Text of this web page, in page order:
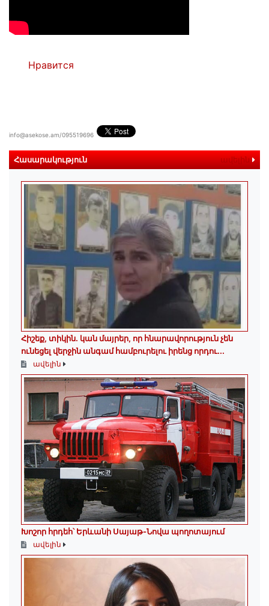
Нравится
info@asekose.am/095519696
Հասարակություն ավելին
Հիշեք, տիկին․ կան մայրեր, որ հնարավորություն չեն
ունեցել վերջին անգամ համբուրելու իրենց որդու...
ավելին
Խոշոր հրդեհ՝ Երևանի Սայաթ-Նովա պողոտայում
ավելին